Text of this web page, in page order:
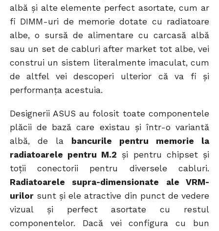
albă și alte elemente perfect asortate, cum ar
fi DIMM-uri de memorie dotate cu radiatoare
albe, o sursă de alimentare cu carcasă albă
sau un set de cabluri after market tot albe, vei
construi un sistem literalmente imaculat, cum
de altfel vei descoperi ulterior că va fi și
performanța acestuia.
Designerii ASUS au folosit toate componentele
plăcii de bază care existau și într-o variantă
albă, de la
bancurile pentru memorie la
radiatoarele pentru M.2 și pentru chipset și
toții conectorii pentru diversele cabluri.
Radiatoarele supra-dimensionate ale VRM-
urilorsunt și ele atractive din punct de vedere
vizual și perfect asortate cu restul
componentelor. Dacă vei configura cu bun